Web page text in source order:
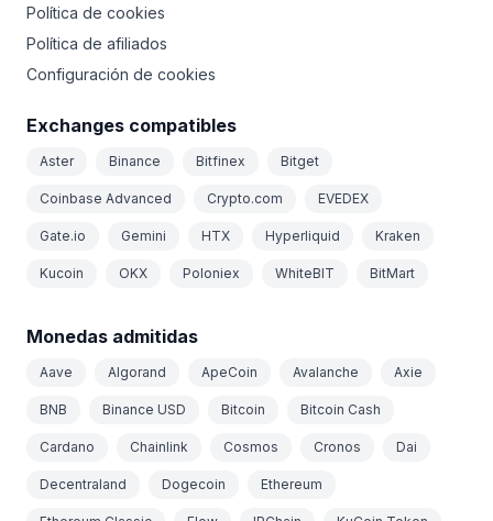
Política de cookies
Política de afiliados
Configuración de cookies
Exchanges compatibles
Aster Binance Bitfinex Bitget
Coinbase Advanced Crypto.com EVEDEX
Gate.io Gemini HTX Hyperliquid Kraken
Kucoin OKX Poloniex WhiteBIT BitMart
Monedas admitidas
Aave Algorand ApeCoin Avalanche Axie
BNB Binance USD Bitcoin Bitcoin Cash
Cardano Chainlink Cosmos Cronos Dai
Decentraland Dogecoin Ethereum